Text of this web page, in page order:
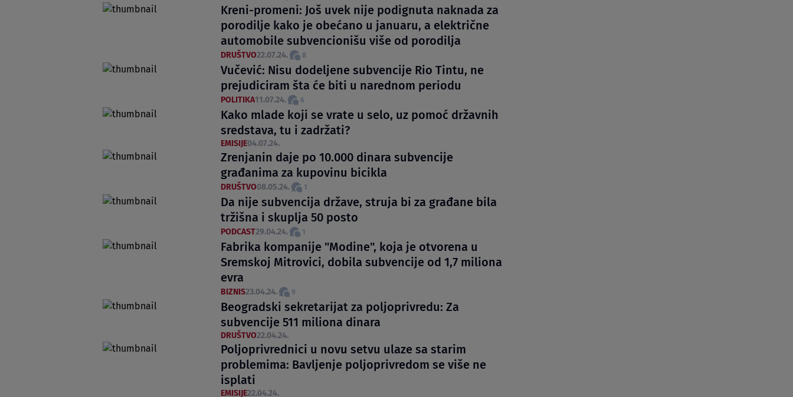
Kreni-promeni: Još uvek nije podignuta naknada za
porodilje kako je obećano u januaru, a električne
automobile subvencionišu više od porodilja
DRUŠTVO22.07.24. 8
Vučević: Nisu dodeljene subvencije Rio Tintu, ne
prejudiciram šta će biti u narednom periodu
POLITIKA11.07.24. 6
Kako mlade koji se vrate u selo, uz pomoć državnih
sredstava, tu i zadržati?
EMISIJE04.07.24.
Zrenjanin daje po 10.000 dinara subvencije
građanima za kupovinu bicikla
DRUŠTVO08.05.24. 1
Da nije subvencija države, struja bi za građane bila
tržišna i skuplja 50 posto
PODCAST29.04.24. 1
Fabrika kompanije "Modine", koja je otvorena u
Sremskoj Mitrovici, dobila subvencije od 1,7 miliona
evra
BIZNIS23.04.24. 9
Beogradski sekretarijat za poljoprivredu: Za
subvencije 511 miliona dinara
DRUŠTVO22.04.24.
Poljoprivrednici u novu setvu ulaze sa starim
problemima: Bavljenje poljoprivredom se više ne
isplati
EMISIJE22.04.24.